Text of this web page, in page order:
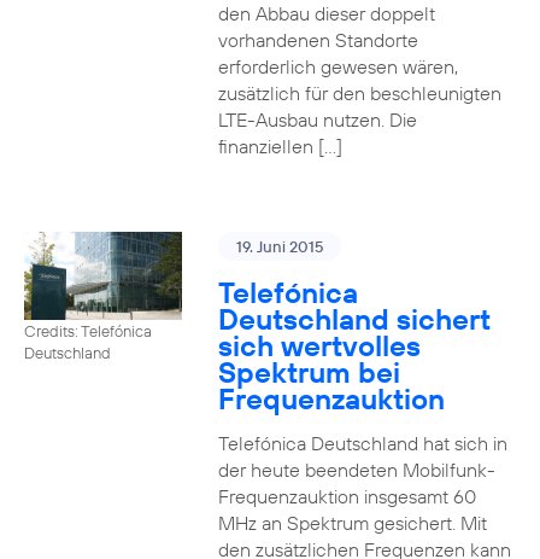
den Abbau dieser doppelt
vorhandenen Standorte
erforderlich gewesen wären,
zusätzlich für den beschleunigten
LTE-Ausbau nutzen. Die
finanziellen […]
Credits: Telefónica
Deutschland
19. Juni 2015
Telefónica
Deutschland sichert
sich wertvolles
Spektrum bei
Frequenzauktion
Telefónica Deutschland hat sich in
der heute beendeten Mobilfunk-
Frequenzauktion insgesamt 60
MHz an Spektrum gesichert. Mit
den zusätzlichen Frequenzen kann